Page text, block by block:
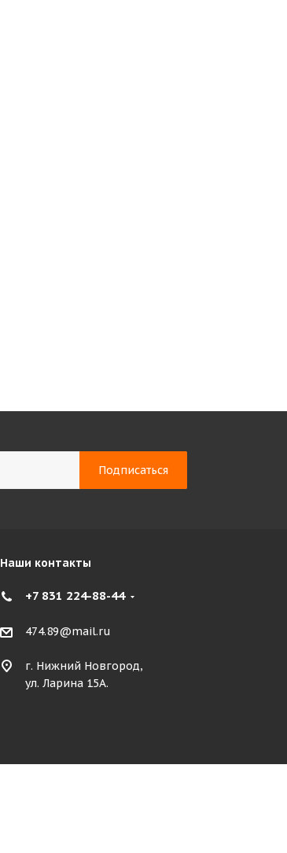
Наши контакты
+7 831 224-88-44
474.89@mail.ru
г. Нижний Новгород,
ул. Ларина 15А.